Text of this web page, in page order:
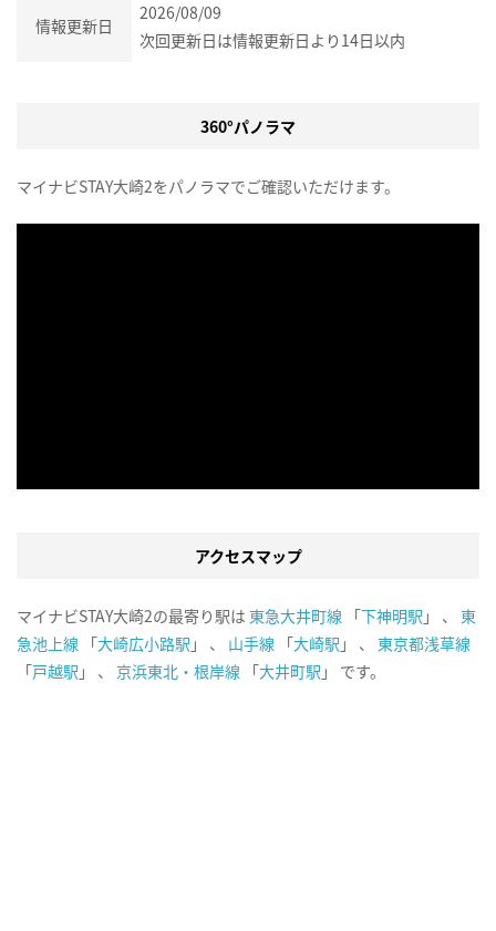
情報更新日
2026/08/09
次回更新日は情報更新日より14日以内
360°パノラマ
マイナビSTAY大崎2をパノラマでご確認いただけます。
アクセスマップ
マイナビSTAY大崎2の最寄り駅は 東急大井町線 「下神明駅 」 、 東
急池上線 「大崎広小路駅 」 、 山手線 「大崎駅 」 、 東京都浅草線
「戸越駅 」 、 京浜東北・根岸線 「大井町駅 」 です。